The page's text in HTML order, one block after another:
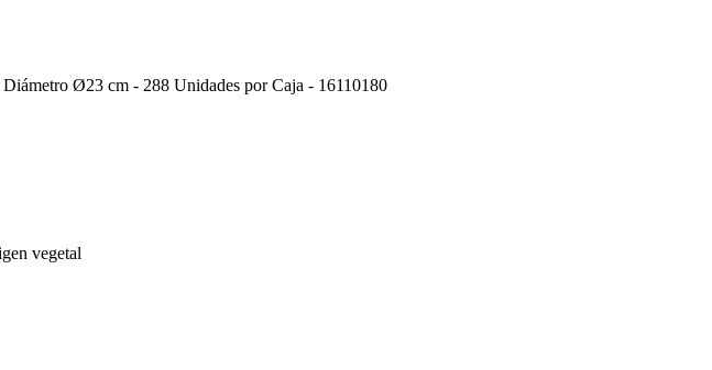
Ø23 cm - 288 Unidades por Caja - 16110180
vegetal